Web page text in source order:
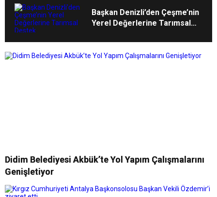
Başkan Denizli’den Çeşme’nin
Yerel Değerlerine Tarımsal
Didim Belediyesi Akbük’te Yol Yapım Çalışmalarını
Genişletiyor